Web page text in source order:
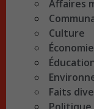
Affaires
Culture
Économie
Faits